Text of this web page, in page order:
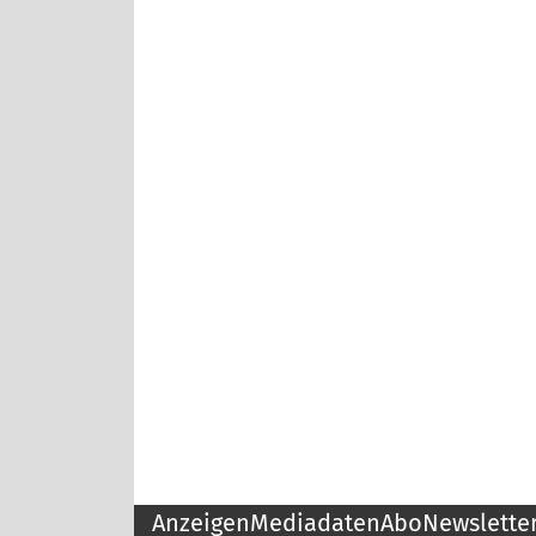
AnzeigenMediadatenAbo